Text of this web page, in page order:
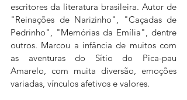
escritores da literatura brasileira. Autor de
"Reinações de Narizinho", "Caçadas de
Pedrinho", "Memórias da Emília", dentre
outros. Marcou a infância de muitos com
as aventuras do Sítio do Pica-pau
Amarelo, com muita diversão, emoções
variadas, vínculos afetivos e valores.